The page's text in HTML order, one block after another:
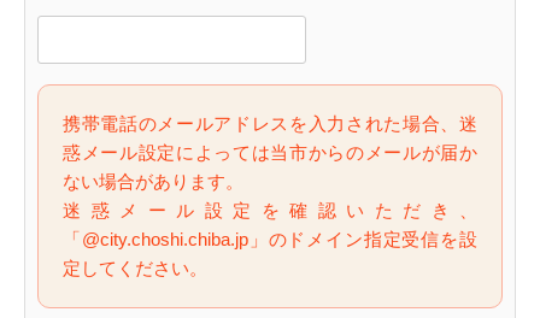
携帯電話のメールアドレスを入力された場合、迷
惑メール設定によっては当市からのメールが届か
ない場合があります。
迷惑メール設定を確認いただき、
「@city.choshi.chiba.jp」のドメイン指定受信を設
定してください。